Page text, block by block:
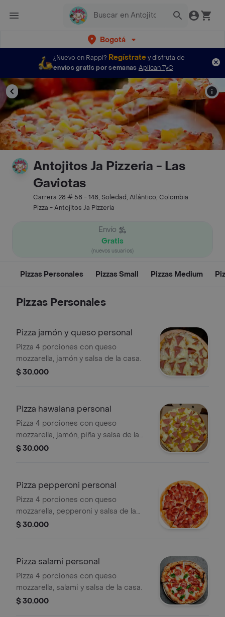
Bogotá
¿Nuevo en Rappi? Regístratey disfruta de
envíos gratis por semanas Aplican TyC
Antojitos Ja Pizzeria - Las
Gaviotas
Carrera 28 # 58 - 148, Soledad, Atlántico, Colombia
Pizza - Antojitos Ja Pizzeria
Envío
Gratis
(nuevos usuarios)
Pizzas Personales Pizzas Small Pizzas Medium
Pizzas Personales
Pizza jamón y queso personal
Pizza 4 porciones con queso
mozzarella, jamón y salsa de la casa.
$ 30.000
Pizza hawaiana personal
Pizza 4 porciones con queso
mozzarella, jamón, piña y salsa de la
casa.
$ 30.000
Pizza pepperoni personal
Pizza 4 porciones con queso
mozzarella, pepperoni y salsa de la
casa.
$ 30.000
Pizza salami personal
Pizza 4 porciones con queso
mozzarella, salami y salsa de la casa.
$ 30.000